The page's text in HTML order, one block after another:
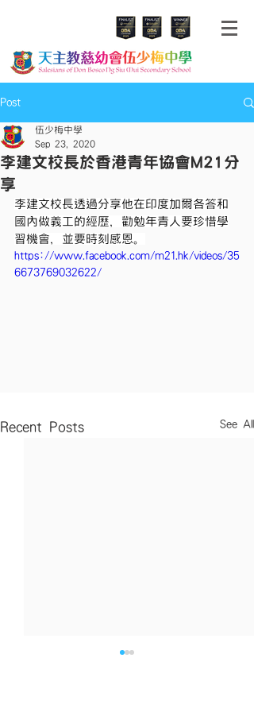
Post
李建文校長於香港青年協會M21分
享
伍少梅中學
Sep 23, 2020
李建文校長透過分享他在印度加爾各答和
國內做義工的經歷，勸勉年青人要珍惜學
習機會，並要時刻感恩。
https://www.facebook.com/m21.hk/videos/35
6673769032622/
Recent Posts See All